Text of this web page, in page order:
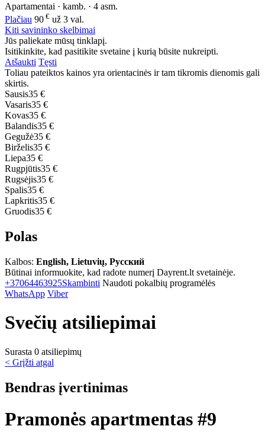
Apartamentai · kamb. · 4 asm.
Plačiau 90 € už 3 val.
Kiti savininko skelbimai
Jūs paliekate mūsų tinklapį.
Isitikinkite, kad pasitikite svetaine į kurią būsite nukreipti.
Atšaukti Tęsti
Toliau pateiktos kainos yra orientacinės ir tam tikromis dienomis gali
skirtis.
Sausis35 €
Vasaris35 €
Kovas35 €
Balandis35 €
Gegužė35 €
Birželis35 €
Liepa35 €
Rugpjūtis35 €
Rugsėjis35 €
Spalis35 €
Lapkritis35 €
Gruodis35 €
Polas
Kalbos: English, Lietuvių, Русский
Būtinai informuokite, kad radote numerį Dayrent.lt svetainėje.
+37064463925Skambinti Naudoti pokalbių programėlės
WhatsApp Viber
Svečių atsiliepimai
Surasta 0 atsiliepimų
< Grįžti atgal
Bendras įvertinimas
Pramonės apartmentas #9